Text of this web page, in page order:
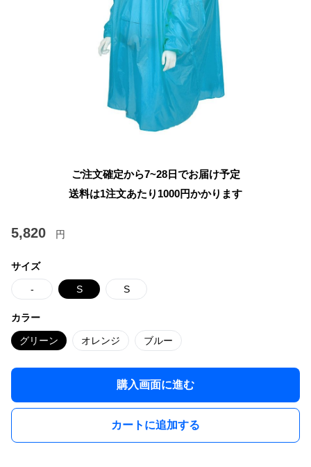
ご注文確定から7~28日でお届け予定
送料は1注文あたり 1000円かかります
5,820 円
サイズ
- S S
カラー
グリーン オレンジ ブルー
購入画面に進む
カートに追加する